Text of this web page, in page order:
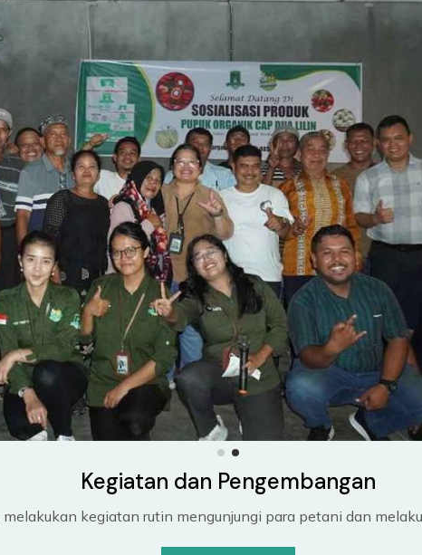
Kegiatan dan Pengembangan
melakukan kegiatan rutin mengunjungi para petani dan